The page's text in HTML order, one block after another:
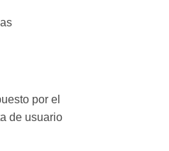
por el
de usuario